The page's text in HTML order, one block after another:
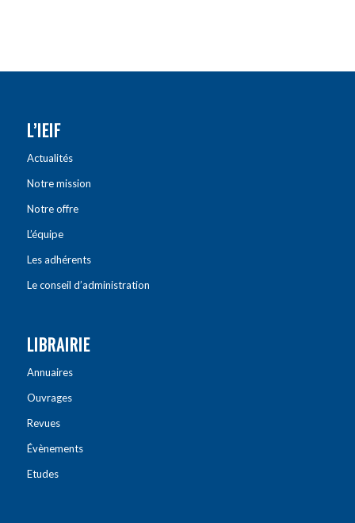
L’IEIF
Actualités
Notre mission
Notre offre
L’équipe
Les adhérents
Le conseil d’administration
LIBRAIRIE
Annuaires
Ouvrages
Revues
Évènements
Etudes